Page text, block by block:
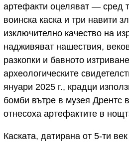
артефакти оцеляват — сред
воинска каска и три навити
изключително качество на
надживяват нашествия,
разкопки и бавното
археологическите
януари 2025 г., крадци
бомби вътре в музея Дрентс
отнесоха артефактите в
Каската, датирана от 5-ти